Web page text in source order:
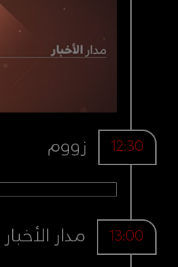
12:30 زووم
13:00 مدار الأخبار